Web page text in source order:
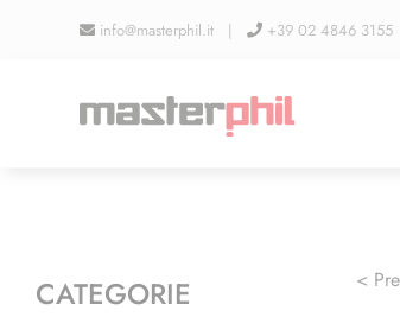
info@masterphil.it | +39 02 4846 3155
<
CATEGORIE